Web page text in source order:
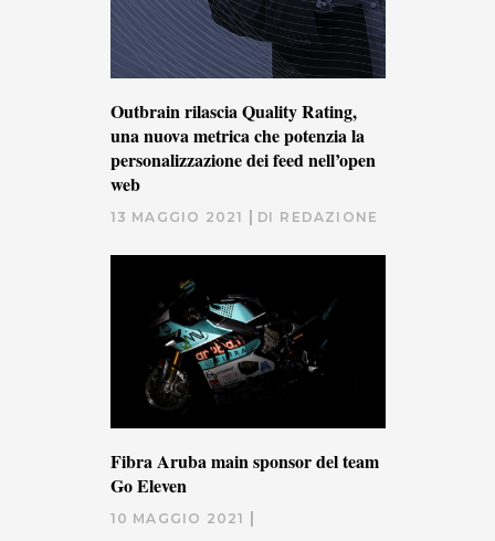
Outbrain rilascia Quality Rating,
una nuova metrica che potenzia la
personalizzazione dei feed nell’open
web
13 MAGGIO 2021 DI REDAZIONE
Fibra Aruba main sponsor del team
Go Eleven
10 MAGGIO 2021